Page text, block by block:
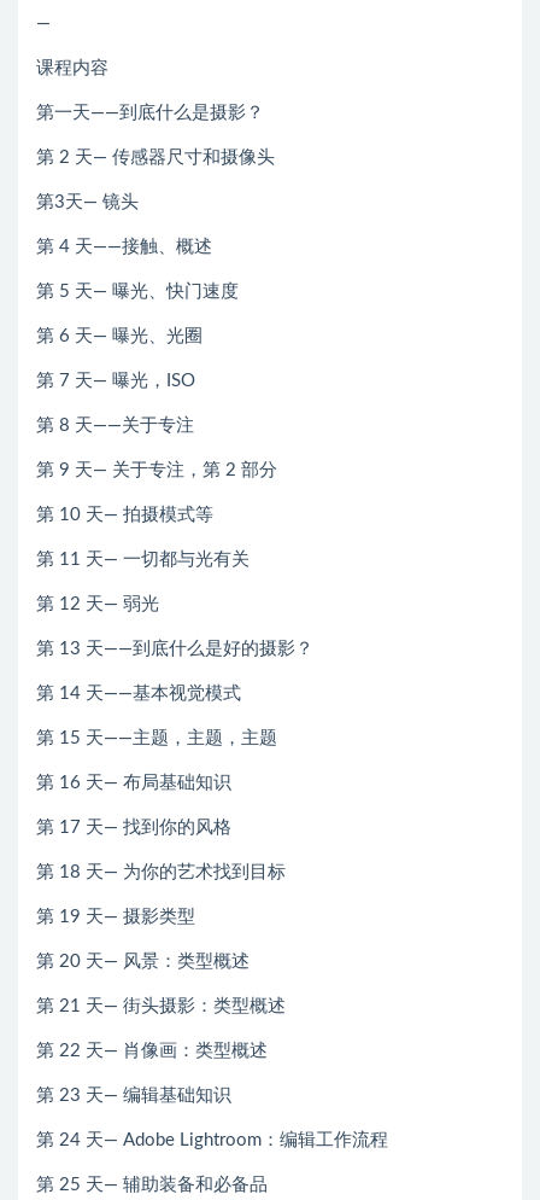
—
课程内容
第一天——到底什么是摄影？
第 2 天— 传感器尺寸和摄像头
第3天— 镜头
第 4 天——接触、概述
第 5 天— 曝光、快门速度
第 6 天— 曝光、光圈
第 7 天— 曝光，ISO
第 8 天——关于专注
第 9 天— 关于专注，第 2 部分
第 10 天— 拍摄模式等
第 11 天— 一切都与光有关
第 12 天— 弱光
第 13 天——到底什么是好的摄影？
第 14 天——基本视觉模式
第 15 天——主题，主题，主题
第 16 天— 布局基础知识
第 17 天— 找到你的风格
第 18 天— 为你的艺术找到目标
第 19 天— 摄影类型
第 20 天— 风景：类型概述
第 21 天— 街头摄影：类型概述
第 22 天— 肖像画：类型概述
第 23 天— 编辑基础知识
第 24 天— Adob​​e Lightroom：编辑工作流程
第 25 天— 辅助装备和必备品